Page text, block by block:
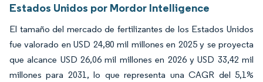
Estados Unidos por Mordor Intelligence
El tamaño del mercado de fertilizantes de los Estados Unidos
fue valorado en USD 24,80 mil millones en 2025 y se proyecta
que alcance USD 26,06 mil millones en 2026 y USD 33,42 mil
millones para 2031, lo que representa una CAGR del 5,1%